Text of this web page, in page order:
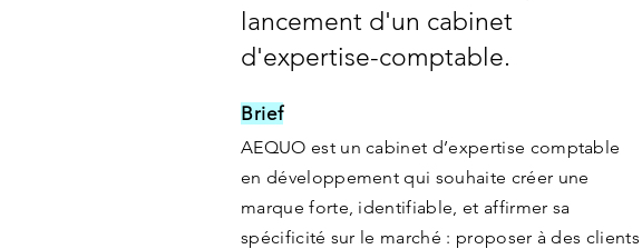
lancement d'un cabinet
d'expertise-comptable.
Brief
AEQUO est un cabinet d’expertise comptable
en développement qui souhaite créer une
marque forte, identifiable, et affirmer sa
spécificité sur le marché : proposer à des clients